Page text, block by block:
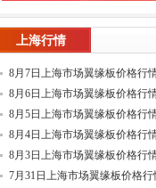
上海行情
8月7日上海市场翼缘板价格行
8月6日上海市场翼缘板价格行
8月5日上海市场翼缘板价格行
8月4日上海市场翼缘板价格行
8月3日上海市场翼缘板价格行
7月31日上海市场翼缘板价格行